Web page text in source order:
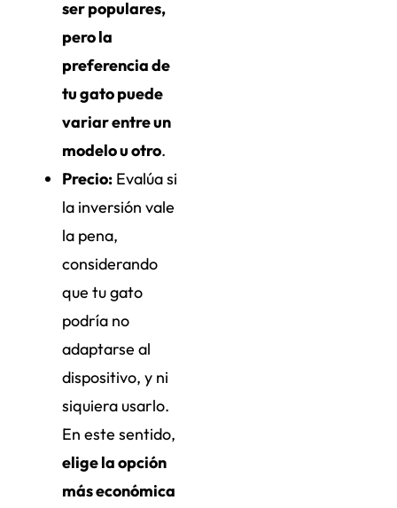
ser populares,
pero la
preferencia de
tu gato puede
variar entre un
modelo u otro.
Precio: Evalúa si
la inversión vale
la pena,
considerando
que tu gato
podría no
adaptarse al
dispositivo, y ni
siquiera usarlo.
En este sentido,
elige la opción
más económica